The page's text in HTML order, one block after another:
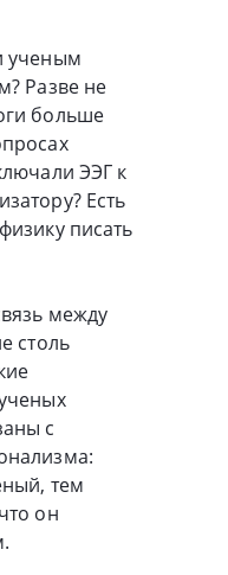
ученым
Разве не
больше
ЭЭГ к
Есть
писать
между
столь
с
тем
он